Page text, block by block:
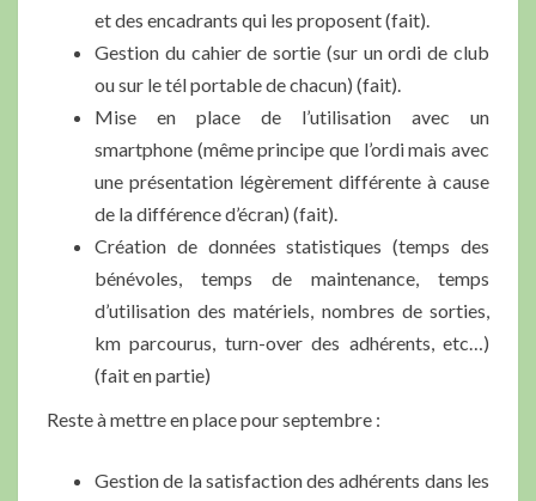
et des encadrants qui les proposent (fait).
Gestion du cahier de sortie (sur un ordi de club
ou sur le tél portable de chacun) (fait).
Mise en place de l’utilisation avec un
smartphone (même principe que l’ordi mais avec
une présentation légèrement différente à cause
de la différence d’écran) (fait).
Création de données statistiques (temps des
bénévoles, temps de maintenance, temps
d’utilisation des matériels, nombres de sorties,
km parcourus, turn-over des adhérents, etc…)
(fait en partie)
Reste à mettre en place pour septembre :
Gestion de la satisfaction des adhérents dans les